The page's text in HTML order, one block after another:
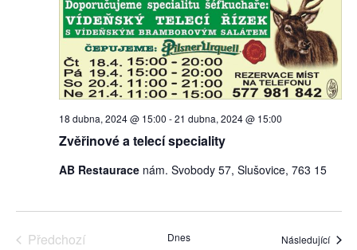
Zvěřinové a telecí speciality
18 dubna, 2024 @ 15:00 -21 dubna, 2024 @ 15:00
AB Restaurace nám. Svobody 57, Slušovice, 763 15
Předchozí
Dnes NásledujícíAkce